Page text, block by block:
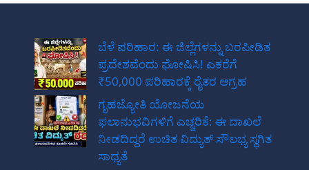
ಬೆಳೆ ಪರಿಹಾರ: ಈ ಜಿಲ್ಲೆಗಳನ್ನು ಬರಪೀಡಿತ
ಪ್ರದೇಶವೆಂದು ಘೋಷಿಸಿ! ಎಕರೆಗೆ
₹50,000 ಪರಿಹಾರಕ್ಕೆ ರೈತರ ಆಗ್ರಹ
ಗೃಹಜ್ಯೋತಿ ಯೋಜನೆಯ
ಫಲಾನುಭವಿಗಳಿಗೆ ಎಚ್ಚರಿಕೆ: ಈ ದಾಖಲೆ
ನೀಡದಿದ್ದರೆ ಉಚಿತ ವಿದ್ಯುತ್ ಸೌಲಭ್ಯ ಸ್ಥಗಿತ
ಸಾಧ್ಯತೆ